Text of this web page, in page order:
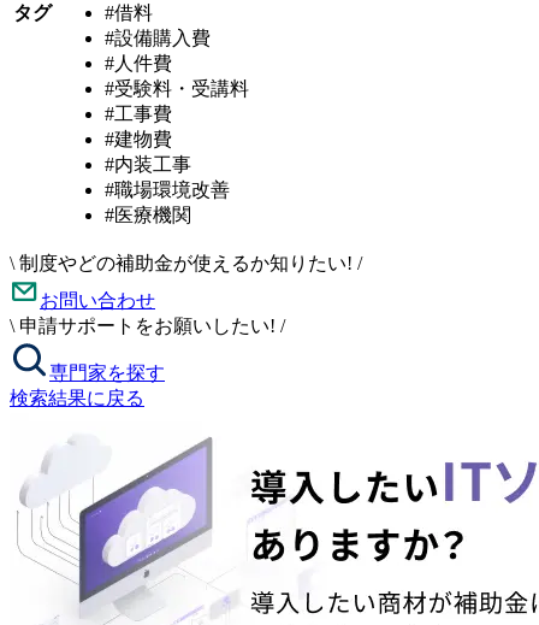
タグ
#借料
#設備購入費
#人件費
#受験料・受講料
#工事費
#建物費
#内装工事
#職場環境改善
#医療機関
\ 制度やどの補助金が使えるか知りたい! /
お問い合わせ
\ 申請サポートをお願いしたい! /
専門家を探す
検索結果に戻る